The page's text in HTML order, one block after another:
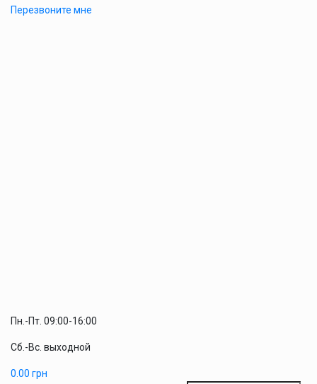
Перезвоните мне
Пн.-Пт. 09:00-16:00
Сб.-Вс. выходной
0.00 грн